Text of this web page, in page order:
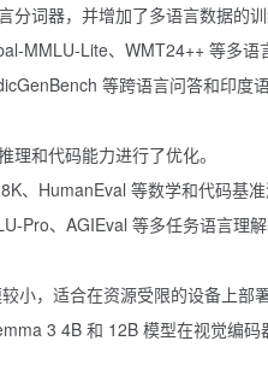
分词器，并增加了多语言数据的训
MMLU-Lite、WMT24++ 等多语
等跨语言问答和印度
理和代码能力进行了优化。
、HumanEval 等数学和代码基准
Pro、AGIEval 等多任务语言理解
小，适合在资源受限的设备上部署
3 4B 和 12B 模型在视觉编